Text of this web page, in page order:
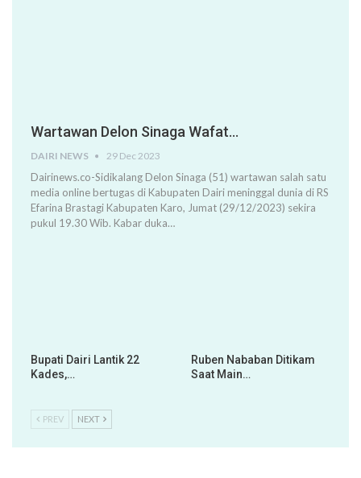
Wartawan Delon Sinaga Wafat…
DAIRI NEWS 29 Dec 2023
Dairinews.co-Sidikalang Delon Sinaga (51) wartawan salah satu
media online bertugas di Kabupaten Dairi meninggal dunia di RS
Efarina Brastagi Kabupaten Karo, Jumat (29/12/2023) sekira
pukul 19.30 Wib. Kabar duka…
Bupati Dairi Lantik 22
Kades,…
Ruben Nababan Ditikam
Saat Main…
PREV NEXT